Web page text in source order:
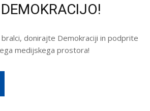
donirajte Demokraciji in podprite
medijskega prostora!